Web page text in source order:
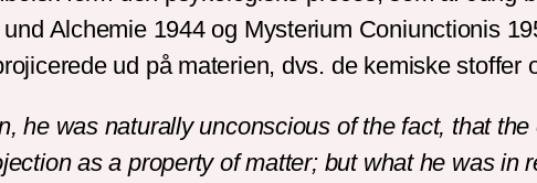
Alchemie 1944 og Mysterium Coniunctionis
ud på materien, dvs. de kemiske stoffer
he was naturally unconscious of the fact, that
as a property of matter; but what he was in